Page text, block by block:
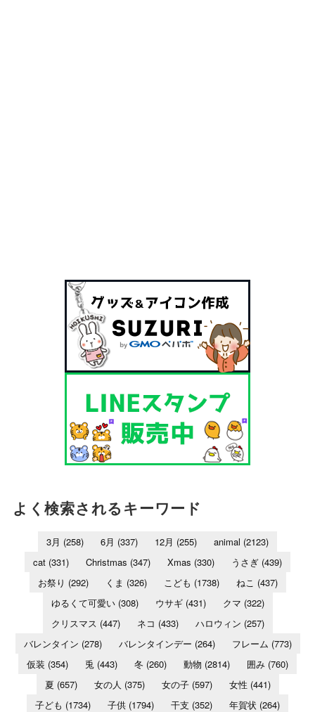
よく検索されるキーワード
3月 (258) 6月 (337) 12月 (255) animal (2123)
cat (331) Christmas (347) Xmas (330) うさぎ (439)
お祭り (292) くま (326) こども (1738) ねこ (437)
ゆるくて可愛い(308) ウサギ(431) クマ (322)
クリスマス (447) ネコ (433) ハロウィン (257)
バレンタイン (278) バレンタインデー (264) フレーム (773)
仮装 (354) 兎 (443) 冬 (260) 動物 (2814) 囲み (760)
夏 (657) 女の人 (375) 女の子(597) 女性 (441)
子ども (1734) 子供 (1794) 干支 (352) 年賀状 (264)